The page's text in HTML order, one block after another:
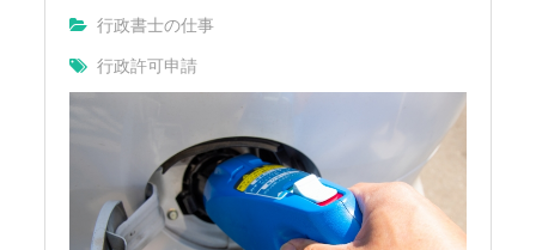
行政書士の仕事
行政許可申請